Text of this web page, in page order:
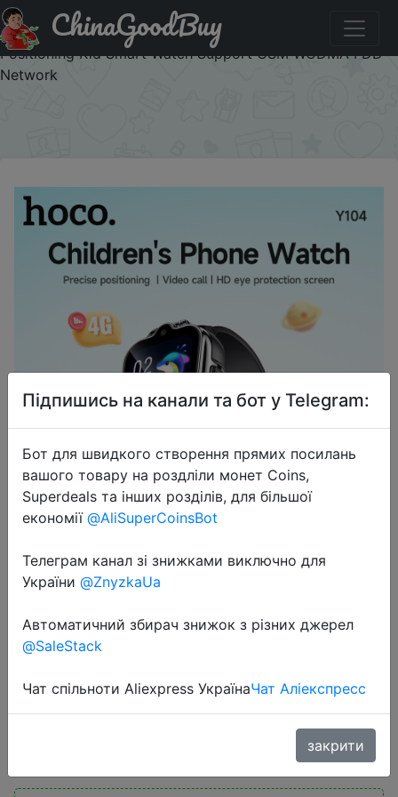
Придбати по знижці HOCO20251102 HOCO 1.6inch 2.5D
HD Touch Screen 4G Children Phone Watch LBS GPS WIFI
Positioning Kid Smart Watch Support GSM WCDMA FDD
Network
ChinaGoodBuy
HOCO 1.6inch 2.5D HD Touch
Screen 4G Children Phone Watch
LBS GPS WIFI Positioning Kid Smart
Watch Support GSM WCDMA FDD
Підпишись на канали та бот у Telegram:
Бот для швидкого створення прямих посилань
вашого товару на роздліли монет Coins,
Superdeals та інших розділів, для більшої
економії @AliSuperCoinsBot
Телеграм канал зі знижками виключно для
України @ZnyzkaUa
Автоматичний збирач знижок з різних джерел
@SaleStack
Чат спільноти Aliexpress УкраїнаЧат Аліекспресс
закрити